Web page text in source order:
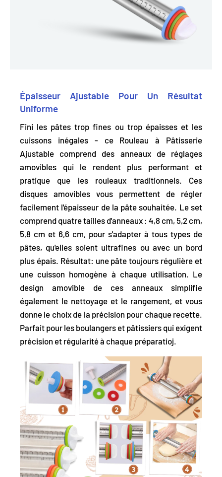
Épaisseur Ajustable Pour Un Résultat
Uniforme
Fini les pâtes trop fines ou trop épaisses et les
cuissons inégales - ce Rouleau à Pâtisserie
Ajustable comprend des anneaux de réglages
amovibles qui le rendent plus performant et
pratique que les rouleaux traditionnels. Ces
disques amovibles vous permettent de régler
facilement l'épaisseur de la pâte souhaitée. Le set
comprend quatre tailles d'anneaux : 4,8 cm, 5,2 cm,
5,8 cm et 6,6 cm, pour s'adapter à tous types de
pâtes, qu'elles soient ultrafines ou avec un bord
plus épais. Résultat: une pâte toujours régulière et
une cuisson homogène à chaque utilisation. Le
design amovible de ces anneaux simplifie
également le nettoyage et le rangement, et vous
donne le choix de la précision pour chaque recette.
Parfait pour les boulangers et pâtissiers qui exigent
précision et régularité à chaque préparatioj.